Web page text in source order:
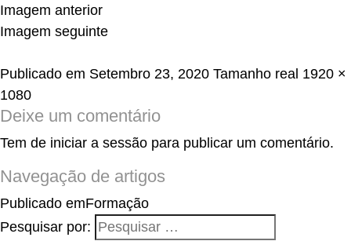
Imagem anterior
Imagem seguinte
Publicado em Setembro 23, 2020 Tamanho real 1920 ×
1080
Deixe um comentário
Tem de iniciar a sessão para publicar um comentário.
Navegação de artigos
Publicado emFormação
Pesquisar por: